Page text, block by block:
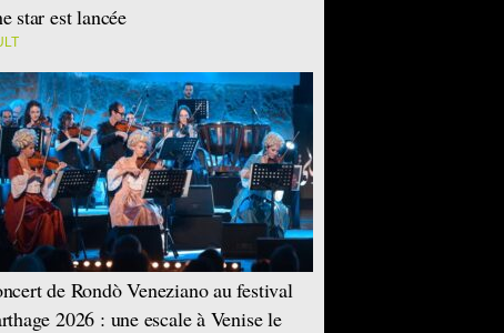
star est lancée
de Rondò Veneziano au festival
2026 : une escale à Venise le